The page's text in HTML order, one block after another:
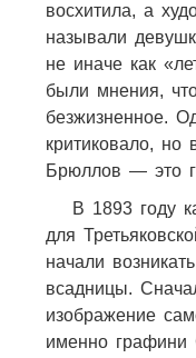
восхитила, а
называли
не иначе как
были мнения,
безжизненное.
критиковало, но
Брюллов — это
В 1893 году
для
начали
всадницы.
изображение
именно